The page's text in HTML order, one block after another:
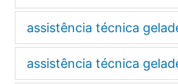
assistência técnica
assistência técnica